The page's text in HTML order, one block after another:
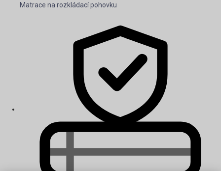
Matrace na rozkládací pohovku